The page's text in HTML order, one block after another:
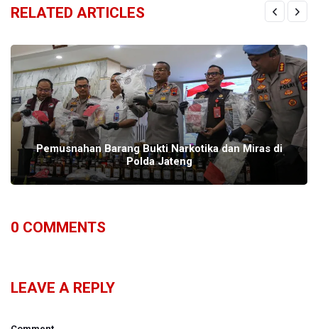
RELATED ARTICLES
Pemusnahan Barang Bukti Narkotika dan Miras di
Polda Jateng
0 COMMENTS
LEAVE A REPLY